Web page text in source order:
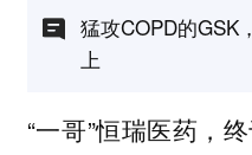
猛攻COPD的GSK
上
“一哥”恒瑞医药，